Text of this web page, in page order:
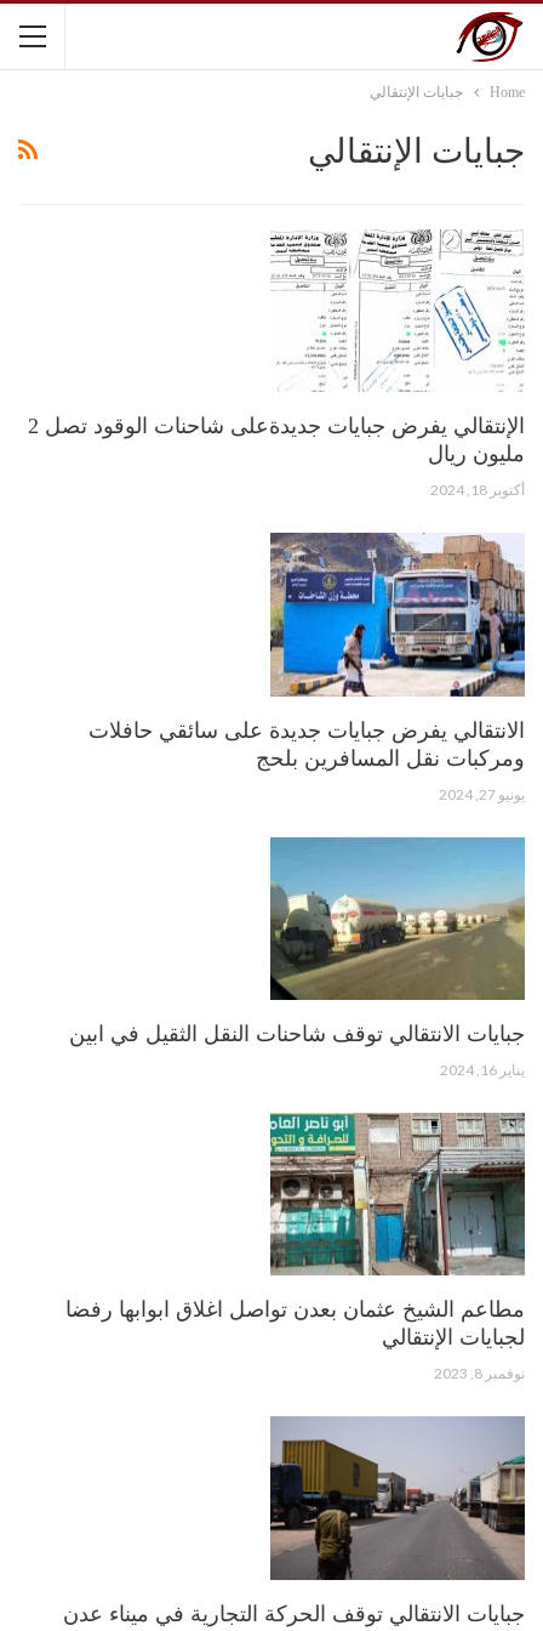
Home جبايات الإنتقالي
جبايات الإنتقالي
الإنتقالي يفرض جبايات جديدةعلى شاحنات الوقود تصل 2
مليون ريال
أكتوبر 18, 2024
الانتقالي يفرض جبايات جديدة على سائقي حافلات
ومركبات نقل المسافرين بلحج
يونيو 27, 2024
جبايات الانتقالي توقف شاحنات النقل الثقيل في ابين
يناير 16, 2024
مطاعم الشيخ عثمان بعدن تواصل اغلاق ابوابها رفضا
لجبايات الإنتقالي
نوفمبر 8, 2023
جبايات الانتقالي توقف الحركة التجارية في ميناء عدن